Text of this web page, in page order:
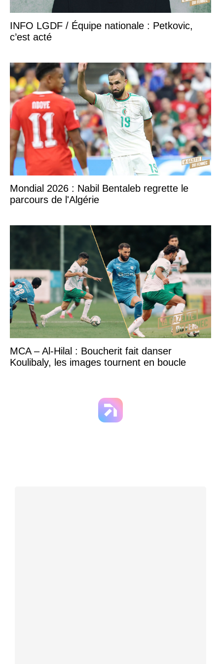
INFO LGDF / Équipe nationale : Petkovic,
c’est acté
Mondial 2026 : Nabil Bentaleb regrette le
parcours de l'Algérie
MCA – Al-Hilal : Boucherit fait danser
Koulibaly, les images tournent en boucle